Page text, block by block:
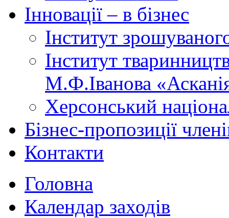
Інновації – в бізнес
Інститут
Інститут
М.Ф.Іванова
Херсонський
Бізнес-пропозиції
Контакти
Головна
Календар заходів